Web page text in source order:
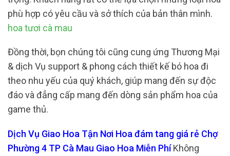
phù hợp có yêu cầu và sở thích của bản thân mình.
hoa tươi cà mau
Đồng thời, bọn chúng tôi cũng cung ứng Thương Mại
& dịch Vụ support & phong cách thiết kế bó hoa đi
theo nhu yếu của quý khách, giúp mang đến sự độc
đáo và đẳng cấp mang đến dòng sản phẩm hoa của
game thủ.
Dịch Vụ Giao Hoa Tận Nơi Hoa đám tang giá rẻ Chợ
Phường 4 TP Cà Mau Giao Hoa Miễn PhíKhông